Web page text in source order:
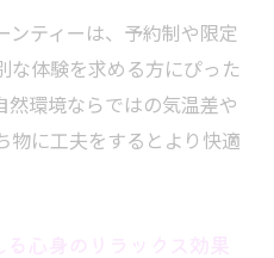
アフタヌーンティー体
アフタヌーンティーの
ンティーは、予約制や限定
な体験を求める方にぴった
然環境ならではの気温差や
物に工夫をするとより快適